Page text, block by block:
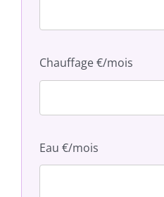
Chauffage €/mois
Eau €/mois